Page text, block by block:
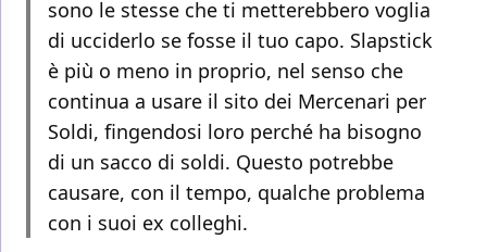
sono le stesse che ti metterebbero voglia
di ucciderlo se fosse il tuo capo. Slapstick
è più o meno in proprio, nel senso che
continua a usare il sito dei Mercenari per
Soldi, fingendosi loro perché ha bisogno
di un sacco di soldi. Questo potrebbe
causare, con il tempo, qualche problema
con i suoi ex colleghi.